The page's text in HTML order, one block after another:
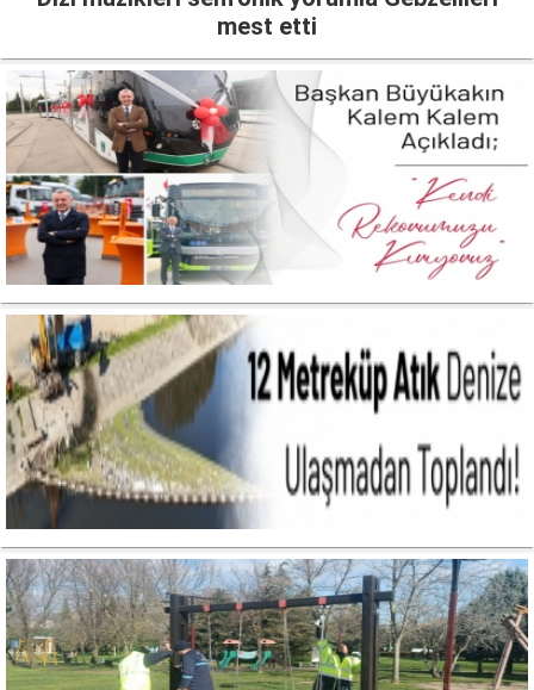
mest etti